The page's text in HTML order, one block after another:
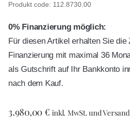
Produkt code: 112.8730.00
0% Finanzierung möglich:
Für diesen Artikel erhalten Sie die
Finanzierung mit maximal 36
als Gutschrift auf Ihr Bankkonto
nach dem Kauf.
3.980,00€ inkl. MwSt. und